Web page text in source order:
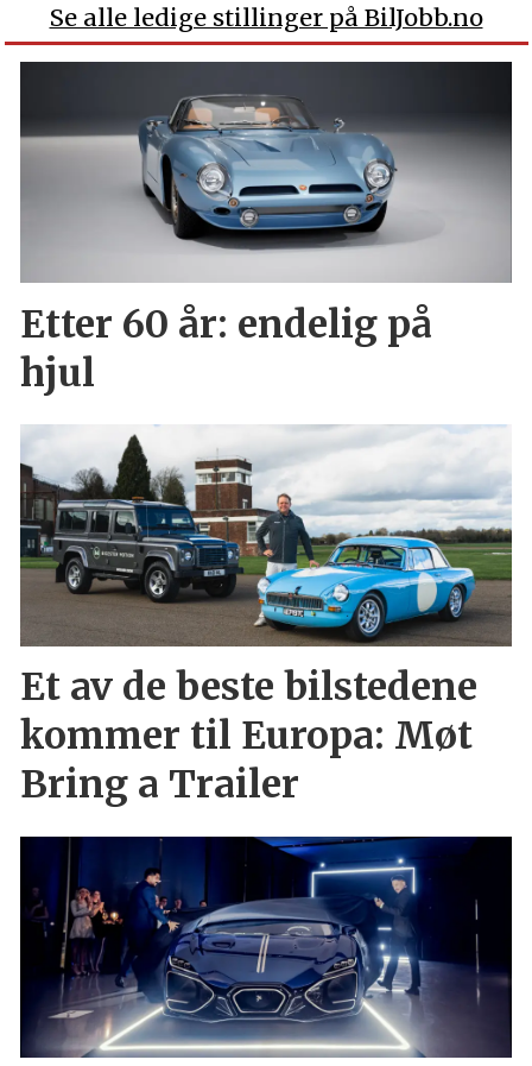
Se alle ledige stillinger på BilJobb.no
Etter 60 år: endelig på
hjul
Et av de beste bilstedene
kommer til Europa: Møt
Bring a Trailer